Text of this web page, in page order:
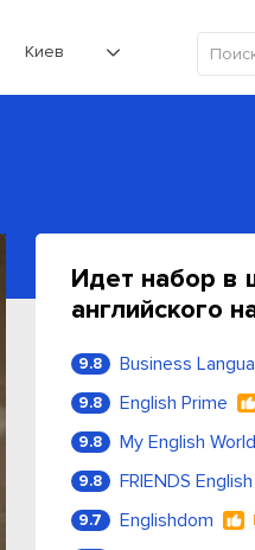
Киев
Идет набор в
английского
9.8 Business
9.8 English Prime
9.8 My English World
9.8 FRIENDS
9.7 Englishdom